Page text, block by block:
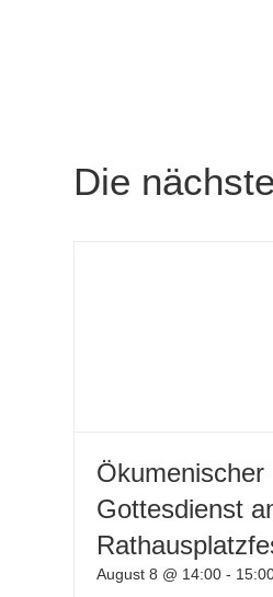
Die
Ökumenischer
Gottesdienst
August 8 @ 14:00 -